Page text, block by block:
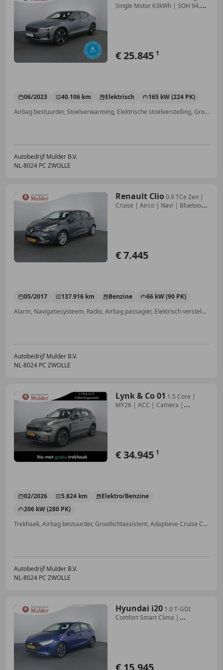
Single Motor 63kWh | SOH 94.1%
€ 25.845 1
06/2023 40.106 km Elektrisch
165 kW (224 PK)
Airbag bestuurder, Stoelverwarming, Elektrische stoelverstelling, Grootlichtassistent, Verkeersbordherkenning, Zij-airbags, Bochtverlichting, LED verlichting
Autobedrijf Mulder B.V.
NL-8024 PC ZWOLLE
Renault Clio 0.9 TCe Zen |
Cruise | Airco | Navi | Bluetooth
€ 7.445
05/2017 137.916 km Benzine
66 kW (90 PK)
Alarm, Navigatiesysteem, Radio, Airbag passagier, Elektrisch verstelbare buitenspiegels, Airbag bestuurder, Cruise control, Digitale radio-ontvangst
Autobedrijf Mulder B.V.
NL-8024 PC ZWOLLE
Lynk & Co 01 1.5 Core |
MY26 | ACC | Camera |
€ 34.945 1
02/2026 5.824 km
Elektro/Benzine
206 kW (280 PK)
Trekhaak, Airbag bestuurder, Grootlichtassistent, Adaptieve Cruise Control, Navigatiesysteem, Alarm, Elektrische ramen, Hill-Hold Control
Autobedrijf Mulder B.V.
NL-8024 PC ZWOLLE
Hyundai i20 1.0 T-GDI
Comfort Smart Clima |
€ 15.945